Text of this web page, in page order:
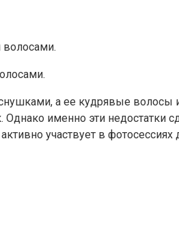
а ее кудрявые волосы
именно эти недостатки
участвует в